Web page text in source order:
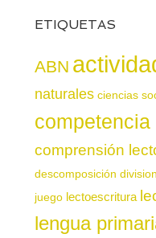
ETIQUETAS
ABN
naturales ciencias
comprensión
descomposición
juego lectoescritura
lengua